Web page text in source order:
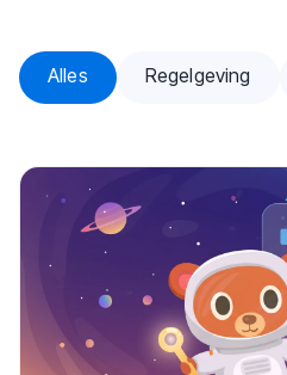
Blogartikelen
Alles Regelgeving